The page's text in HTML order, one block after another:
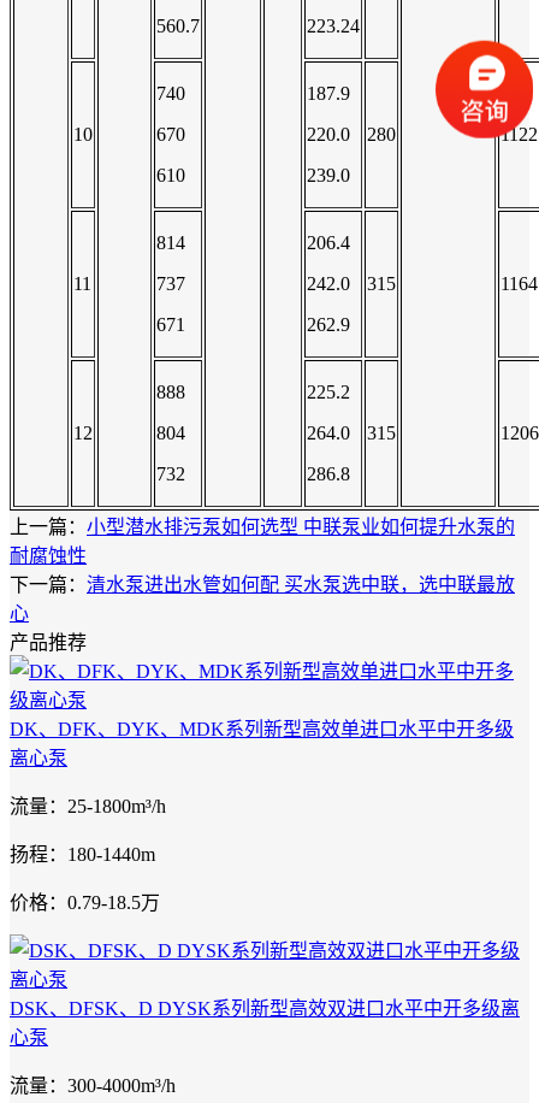
560.7 223.24
10
740
670
610
187.9
220.0
239.0
280 1122
11
814
737
671
206.4
242.0
262.9
315 1164
12
888
804
732
225.2
264.0
286.8
315 1206
上一篇： 小型潜水排污泵如何选型 中联泵业如何提升水泵的
耐腐蚀性
下一篇： 清水泵进出水管如何配 买水泵选中联，选中联最放
心
产品推荐
DK、DFK、DYK、MDK系列新型高效单进口水平中开多级
离心泵
流量：25-1800m³/h
扬程：180-1440m
价格：0.79-18.5万
DSK、DFSK、D DYSK系列新型高效双进口水平中开多级离
心泵
流量：300-4000m³/h